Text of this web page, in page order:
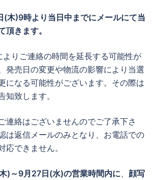
(木)9時より当日中までにメールにて当
頂きます。
りご連絡の時間を延長する可能性が
発売日の変更や物流の影響により当選
になる可能性がございます。その際は
知致します。
連絡はございませんのでご了承下さ
は返信メールのみとなり、お電話での
応できません。
)～9月27日(水)の営業時間内に、 顔写